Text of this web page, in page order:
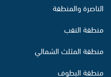
الناصرة والمنطقة
منطقة النقب
منطقة المثلث الشمالي
منطقة البطوف